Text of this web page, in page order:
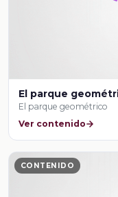
El parque
El parque geométrico
Ver contenido
CONTENIDO